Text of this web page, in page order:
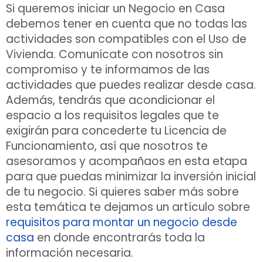
Si queremos iniciar un Negocio en Casa
debemos tener en cuenta que no todas las
actividades son compatibles con el Uso de
Vivienda. Comunícate con nosotros sin
compromiso y te informamos de las
actividades que puedes realizar desde casa.
Además, tendrás que acondicionar el
espacio a los requisitos legales que te
exigirán para concederte tu Licencia de
Funcionamiento, así que nosotros te
asesoramos y acompañaos en esta etapa
para que puedas minimizar la inversión inicial
de tu negocio. Si quieres saber más sobre
esta temática te dejamos un artículo sobre
requisitos para montar un negocio desde
casa en donde encontrarás toda la
información necesaria.